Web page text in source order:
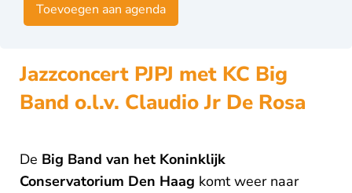
Jazzconcert PJPJ met KC Big
Band o.l.v. Claudio Jr De Rosa
De Big Band van het Koninklijk
Conservatorium Den Haag komt weer naar
Toevoegen aan agenda